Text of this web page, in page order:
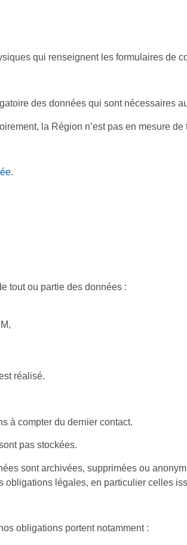
qui renseignent les formulaires de
des données qui sont nécessaires
la Région n’est pas en mesure de
.
tout ou partie des données :
réalisé.
à compter du dernier contact.
pas stockées.
sont archivées, supprimées ou
obligations légales, en particulier celles
obligations portent notamment :